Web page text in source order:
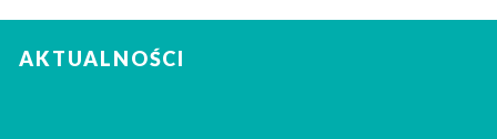
AKTUALNOŚCI